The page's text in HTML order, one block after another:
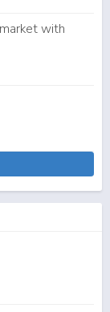
with